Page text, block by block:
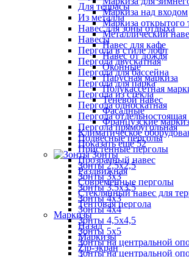
Маркиза над входом
Маркиза открытого
Металлический
Навес для кафе
Навес от дождя
Оконные
Парусная маркиза
Полукассетная
Теневой навес
Фасадные
Французские
Климатическое
Показать ещё 52
Зонты
Зонты 2,5х2,5
Зонты 3х3
Зонты 3,5х3,5
Зонты 4х3
Зонты 4х4
Зонты 4,5х4,5
Зонты 5х5
Зонты на центральной
Зонты на центральной
Для террасы
Из металла
Навес для зоны отдыха
Навесы
Пергола в стиле лофт
Пергола двускатная
Пергола для бассейна
Пергола для парка
Пергола из стекла
Пергола односкатная
Пергола отдельностоящая
Пергола прямоугольная
Подвесные перголы
Пристенные перголы
Прозрачный навес
Раздвижная
Современные перголы
Стеклянный навес для
Тентовая пергола
Маркизы
Назад
Маркизы
Zip-экран